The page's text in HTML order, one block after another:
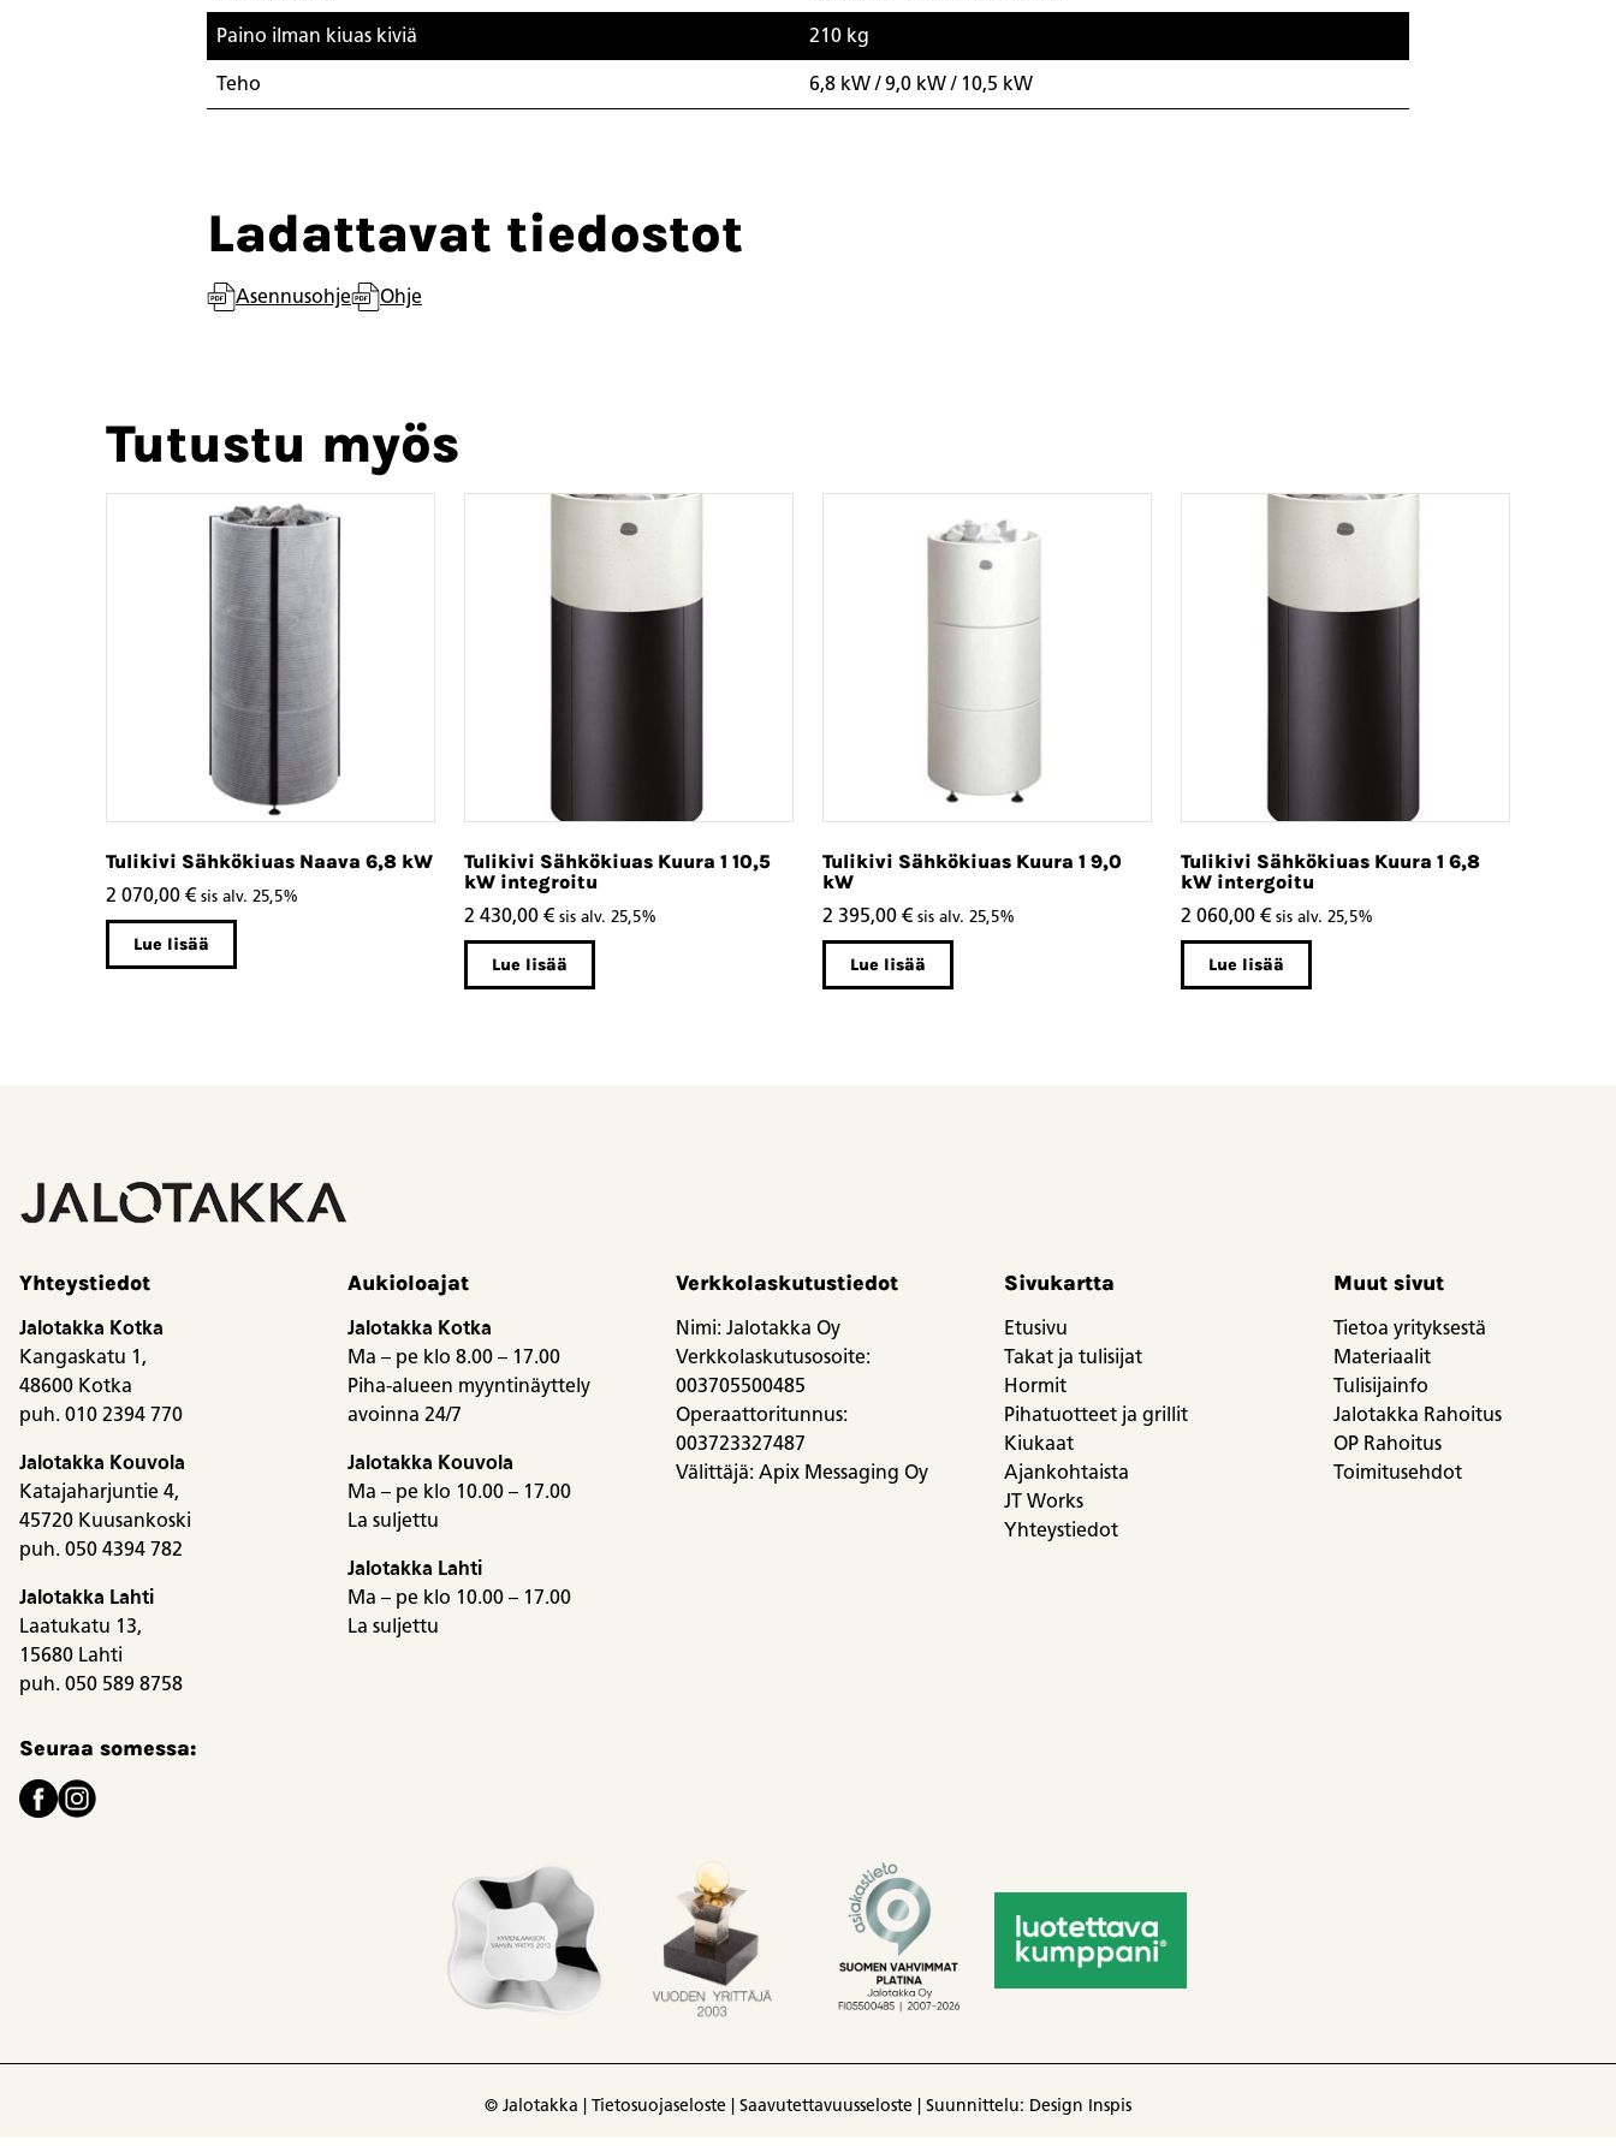
Paino ilman kiuas kiviä 210 kg
Teho 6,8 kW / 9,0 kW / 10,5 kW
Ladattavat tiedostot
Asennusohje Ohje
Tutustu myös
Tulikivi Sähkökiuas Naava 6,8 kW
2 070,00 € sis alv. 25,5%
Lue lisää
Tulikivi Sähkökiuas Kuura 1 10,5
kW integroitu
2 430,00 € sis alv. 25,5%
Lue lisää
Tulikivi Sähkökiuas Kuura 1 9,0
kW
2 395,00 € sis alv. 25,5%
Lue lisää
Tulikivi Sähkökiuas Kuura 1 6,8
kW intergoitu
2 060,00 € sis alv. 25,5%
Lue lisää
Yhteystiedot
Jalotakka Kotka
Kangaskatu 1,
48600 Kotka
puh. 010 2394 770
Jalotakka Kouvola
Katajaharjuntie 4,
45720 Kuusankoski
puh. 050 4394 782
Jalotakka Lahti
Laatukatu 13,
15680 Lahti
puh. 050 589 8758
Aukioloajat
Jalotakka Kotka
Ma – pe klo 8.00 – 17.00
Piha-alueen myyntinäyttely
avoinna 24/7
Jalotakka Kouvola
Ma – pe klo 10.00 – 17.00
La suljettu
Jalotakka Lahti
Ma – pe klo 10.00 – 17.00
La suljettu
Verkkolaskutustiedot
Nimi: Jalotakka Oy
Verkkolaskutusosoite:
003705500485
Operaattoritunnus:
003723327487
Välittäjä: Apix Messaging Oy
Sivukartta
Etusivu
Takat ja tulisijat
Hormit
Pihatuotteet ja grillit
Kiukaat
Ajankohtaista
JT Works
Yhteystiedot
Muut sivut
Tietoa yrityksestä
Materiaalit
Tulisijainfo
Jalotakka Rahoitus
OP Rahoitus
Toimitusehdot
Seuraa somessa:
© Jalotakka | Tietosuojaseloste Saavutettavuusseloste Suunnittelu: Design Inspis